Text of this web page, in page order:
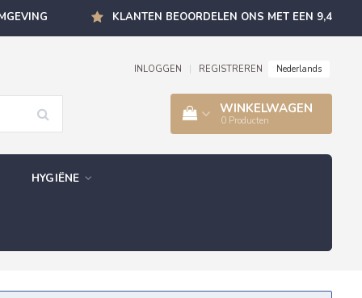
KLANTEN BEOORDELEN ONS MET EEN 9,4
INLOGGEN REGISTREREN Nederlands
WINKELWAGEN
0 Producten
HYGIËNE